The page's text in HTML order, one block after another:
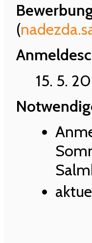
(
15. 5.